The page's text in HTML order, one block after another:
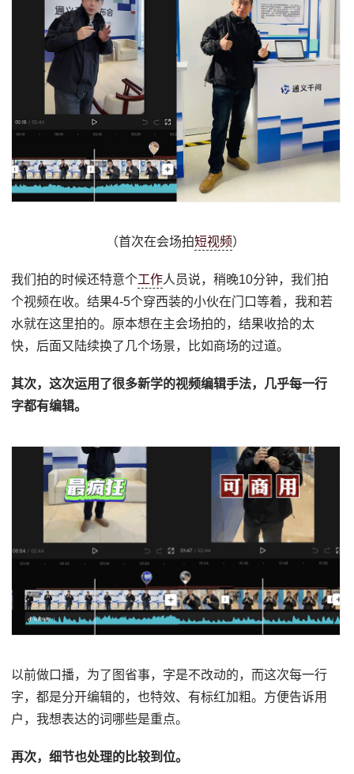
（首次在会场拍短视频）
我们拍的时候还特意个工作人员说，稍晚10分钟，我们拍
个视频在收。结果4-5个穿西装的小伙在门口等着，我和若
水就在这里拍的。原本想在主会场拍的，结果收拾的太
快，后面又陆续换了几个场景，比如商场的过道。
其次，这次运用了很多新学的视频编辑手法，几乎每一行
字都有编辑。
以前做口播，为了图省事，字是不改动的，而这次每一行
字，都是分开编辑的，也特效、有标红加粗。方便告诉用
户，我想表达的词哪些是重点。
再次，细节也处理的比较到位。